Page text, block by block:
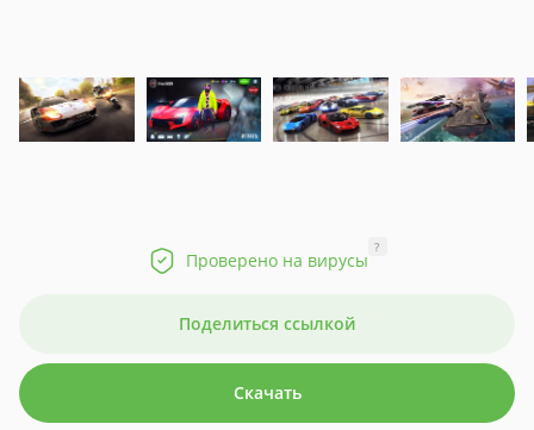
Проверено на вирусы
?
Поделиться ссылкой
Скачать